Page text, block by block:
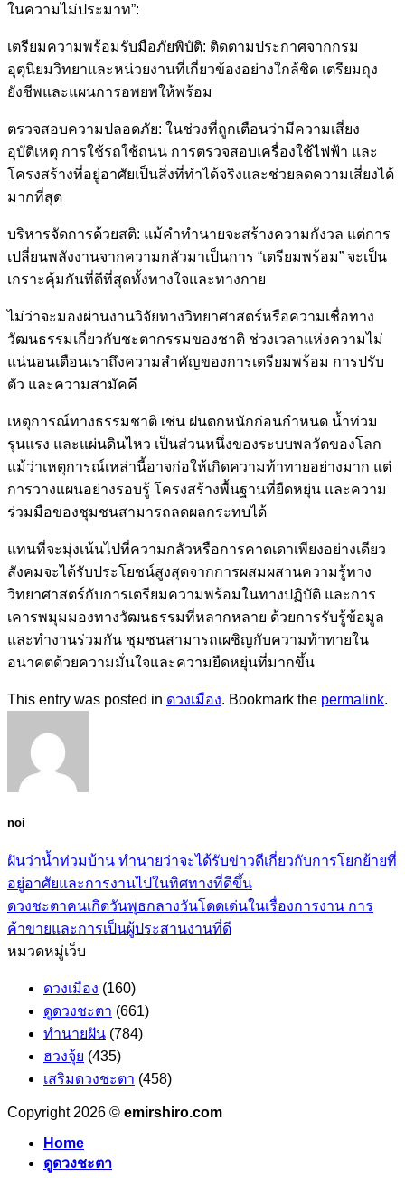
ในความไม่ประมาท”:
เตรียมความพร้อมรับมือภัยพิบัติ: ติดตามประกาศจากกรม
อุตุนิยมวิทยาและหน่วยงานที่เกี่ยวข้องอย่างใกล้ชิด เตรียมถุง
ยังชีพและแผนการอพยพให้พร้อม
ตรวจสอบความปลอดภัย: ในช่วงที่ถูกเตือนว่ามีความเสี่ยง
อุบัติเหตุ การใช้รถใช้ถนน การตรวจสอบเครื่องใช้ไฟฟ้า และ
โครงสร้างที่อยู่อาศัยเป็นสิ่งที่ทำได้จริงและช่วยลดความเสี่ยงได้
มากที่สุด
บริหารจัดการด้วยสติ: แม้คำทำนายจะสร้างความกังวล แต่การ
เปลี่ยนพลังงานจากความกลัวมาเป็นการ “เตรียมพร้อม” จะเป็น
เกราะคุ้มกันที่ดีที่สุดทั้งทางใจและทางกาย
ไม่ว่าจะมองผ่านงานวิจัยทางวิทยาศาสตร์หรือความเชื่อทาง
วัฒนธรรมเกี่ยวกับชะตากรรมของชาติ ช่วงเวลาแห่งความไม่
แน่นอนเตือนเราถึงความสำคัญของการเตรียมพร้อม การปรับ
ตัว และความสามัคคี
เหตุการณ์ทางธรรมชาติ เช่น ฝนตกหนักก่อนกำหนด น้ำท่วม
รุนแรง และแผ่นดินไหว เป็นส่วนหนึ่งของระบบพลวัตของโลก
แม้ว่าเหตุการณ์เหล่านี้อาจก่อให้เกิดความท้าทายอย่างมาก แต่
การวางแผนอย่างรอบรู้ โครงสร้างพื้นฐานที่ยืดหยุ่น และความ
ร่วมมือของชุมชนสามารถลดผลกระทบได้
แทนที่จะมุ่งเน้นไปที่ความกลัวหรือการคาดเดาเพียงอย่างเดียว
สังคมจะได้รับประโยชน์สูงสุดจากการผสมผสานความรู้ทาง
วิทยาศาสตร์กับการเตรียมความพร้อมในทางปฏิบัติ และการ
เคารพมุมมองทางวัฒนธรรมที่หลากหลาย ด้วยการรับรู้ข้อมูล
และทำงานร่วมกัน ชุมชนสามารถเผชิญกับความท้าทายใน
อนาคตด้วยความมั่นใจและความยืดหยุ่นที่มากขึ้น
This entry was posted in ดวงเมือง. Bookmark the permalink.
noi
ฝันว่าน้ำท่วมบ้าน ทำนายว่าจะได้รับข่าวดีเกี่ยวกับการโยกย้ายที่
อยู่อาศัยและการงานไปในทิศทางที่ดีขึ้น
ดวงชะตาคนเกิดวันพุธกลางวันโดดเด่นในเรื่องการงาน การ
ค้าขายและการเป็นผู้ประสานงานที่ดี
หมวดหมู่เว็บ
ดวงเมือง (160)
ดูดวงชะตา (661)
ทำนายฝัน (784)
ฮวงจุ้ย (435)
เสริมดวงชะตา (458)
Copyright 2026 © emirshiro.com
Home
ดูดวงชะตา